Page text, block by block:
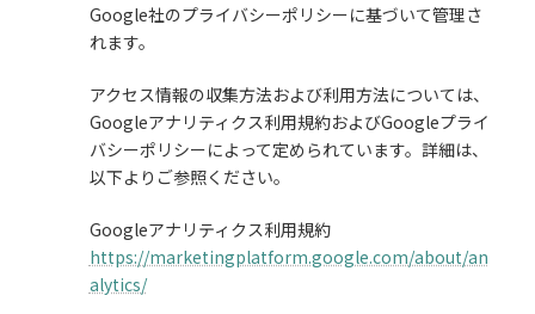
Google社のプライバシーポリシーに基づいて管理さ
れます。
アクセス情報の収集方法および利用方法については、
Googleアナリティクス利用規約およびGoogleプライ
バシーポリシーによって定められています。詳細は、
以下よりご参照ください。
Googleアナリティクス利用規約
https://marketingplatform.google.com/about/an
alytics/